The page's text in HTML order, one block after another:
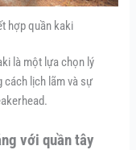
hợp quần kaki
là một lựa chọn lý
cách lịch lãm và sự
với quần tây